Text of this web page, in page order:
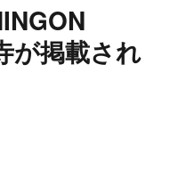
が掲載され